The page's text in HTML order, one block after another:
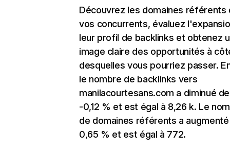
Découvrez les domaines référents
vos concurrents, évaluez
leur profil de backlinks et obtenez
image claire des opportunités à
desquelles vous pourriez passer.
le nombre de backlinks vers
manilacourtesans.com a diminué de
-0,12 % et est égal à 8,26 k. Le
de domaines référents a
0,65 % et est égal à 772.